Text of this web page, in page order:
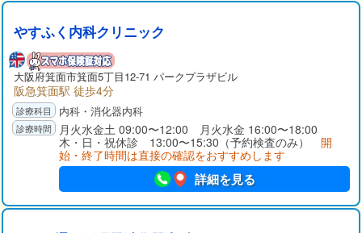
やすふく内科クリニック
大阪府箕面市箕面5丁目12-71 パークプラザビル
阪急箕面駅 徒歩4分
内科・消化器内科
月火水金土 09:00〜12:00 月火水金 16:00〜18:00
木・日・祝休診 13:00〜15:30（予約検査のみ） 開
始・終了時間は直接の確認をおすすめします
詳細を見る